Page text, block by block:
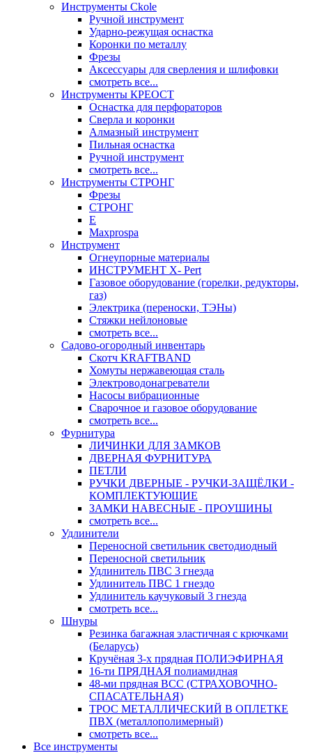
Инструменты Ckole
Ручной инструмент
Ударно‑режущая оснастка
Коронки по металлу
Фрезы
Аксессуары для сверления и шлифовки
смотреть все...
Инструменты КРЕОСТ
Оснастка для перфораторов
Сверла и коронки
Алмазный инструмент
Пильная оснастка
Ручной инструмент
смотреть все...
Инструменты СТРОНГ
Фрезы
СТРОНГ
Е
Maxprospa
Инструмент
Огнеупорные материалы
ИНСТРУМЕНТ X- Pert
Газовое оборудование (горелки, редукторы,
газ)
Электрика (переноски, ТЭНы)
Стяжки нейлоновые
смотреть все...
Садово-огородный инвентарь
Скотч KRAFTBAND
Хомуты нержавеющая сталь
Электроводонагреватели
Насосы вибрационные
Сварочное и газовое оборудование
смотреть все...
Фурнитура
ЛИЧИНКИ ДЛЯ ЗАМКОВ
ДВЕРНАЯ ФУРНИТУРА
ПЕТЛИ
РУЧКИ ДВЕРНЫЕ - РУЧКИ-ЗАЩЁЛКИ -
КОМПЛЕКТУЮЩИЕ
ЗАМКИ НАВЕСНЫЕ - ПРОУШИНЫ
смотреть все...
Удлинители
Переносной светильник светодиодный
Переносной светильник
Удлинитель ПВС 3 гнезда
Удлинитель ПВС 1 гнездо
Удлинитель каучуковый 3 гнезда
смотреть все...
Шнуры
Резинка багажная эластичная с крючками
(Беларусь)
Кручёная 3-х прядная ПОЛИЭФИРНАЯ
16-ти ПРЯДНАЯ полиамидная
48-ми прядная ВСС (СТРАХОВОЧНО-
СПАСАТЕЛЬНАЯ)
ТРОС МЕТАЛЛИЧЕСКИЙ В ОПЛЕТКЕ
ПВХ (металлополимерный)
смотреть все...
Все инструменты